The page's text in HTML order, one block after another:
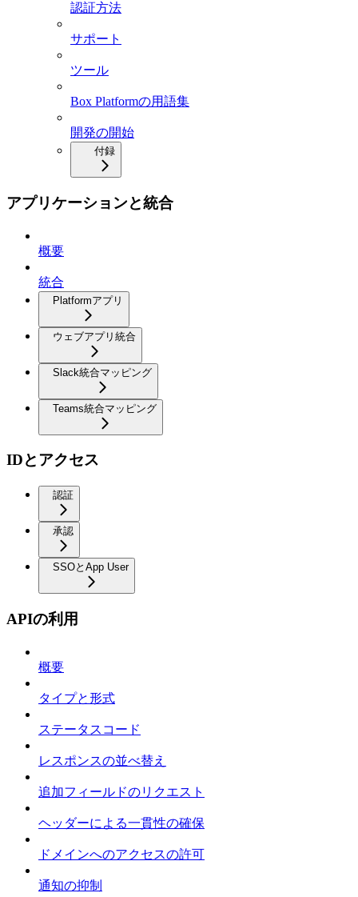
認証方法
サポート
ツール
Box Platformの用語集
開発の開始
付録
アプリケーションと統合
概要
統合
Platformアプリ
ウェブアプリ統合
Slack統合マッピング
Teams統合マッピング
IDとアクセス
認証
承認
SSOとApp User
APIの利用
概要
タイプと形式
ステータスコード
レスポンスの並べ替え
追加フィールドのリクエスト
ヘッダーによる一貫性の確保
ドメインへのアクセスの許可
通知の抑制